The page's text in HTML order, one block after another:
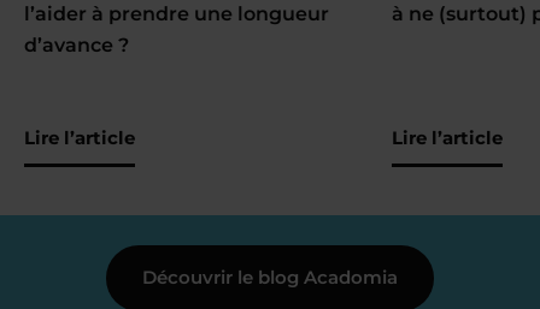
l’aider à prendre une longueur
d’avance ?
Lire l’article
à ne (surtout)
Lire l’article
Découvrir le blog Acadomia